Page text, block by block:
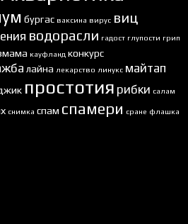
бургас ваксина вирус виц
водорасли гадост глупости грип
кауфланд конкурс
лайна лекарство линукс майтап
простотия рибки салам
снимка спам спамери сране флашка